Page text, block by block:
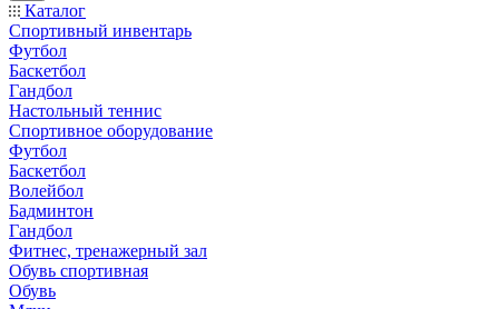
Каталог
Спортивный инвентарь
Футбол
Баскетбол
Гандбол
Настольный теннис
Спортивное оборудование
Футбол
Баскетбол
Волейбол
Бадминтон
Гандбол
Фитнес, тренажерный зал
Обувь спортивная
Обувь